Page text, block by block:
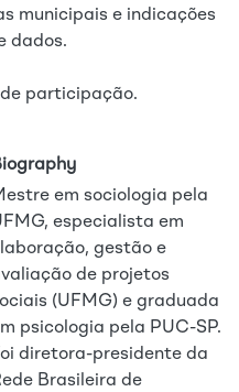
municipais e indicações
dados.
participação.
em sociologia pela
especialista em
gestão e
de projetos
(UFMG) e graduada
psicologia pela PUC-SP.
diretora-presidente da
Brasileira de